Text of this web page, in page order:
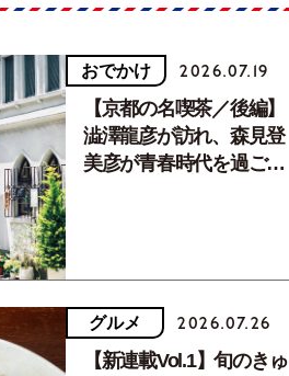
おでかけ 2026.07.19
【京都の名喫茶／後編】
澁澤龍彦が訪れ、森見登
美彦が青春時代を過ごし
グルメ 2026.07.26
【新連載Vol.1】旬のきゅ